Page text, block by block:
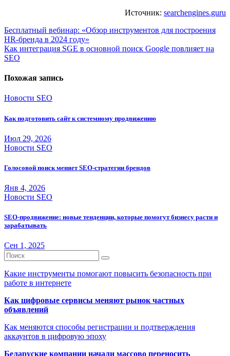
Источник: searchengines.guru
Навигация
по
записям
Бесплатный вебинар: «Обзор инструментов для построения
HR-бренда в 2024 году»
Как интеграция SGE в основной поиск Google повлияет на
SEO
Похожая запись
Новости SEO
Как подготовить сайт к системному продвижению
Июл 29, 2026
Новости SEO
Голосовой поиск меняет SEO-стратегии брендов
Янв 4, 2026
Новости SEO
SEO-продвижение: новые тенденции, которые помогут бизнесу расти и
зарабатывать
Сен 1, 2025
Какие инструменты помогают повысить безопасность при
работе в интернете
Как цифровые сервисы меняют рынок частных
объявлений
Как меняются способы регистрации и подтверждения
аккаунтов в цифровую эпоху
Беларуские компании начали массово переносить